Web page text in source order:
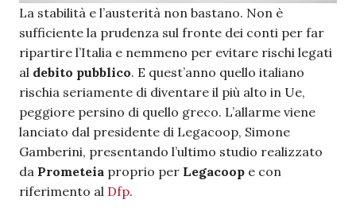
La stabilità e l’austerità non bastano. Non è
sufficiente la prudenza sul fronte dei conti per far
ripartire l’Italia e nemmeno per evitare rischi legati
al debito pubblico. E quest’anno quello italiano
rischia seriamente di diventare il più alto in Ue,
peggiore persino di quello greco. L’allarme viene
lanciato dal presidente di Legacoop, Simone
Gamberini, presentando l’ultimo studio realizzato
da Prometeia proprio per Legacoop e con
riferimento al Dfp.